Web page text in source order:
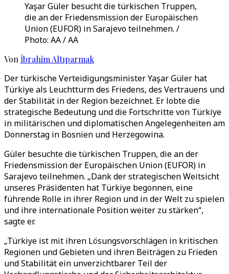
Yaşar Güler besucht die türkischen Truppen,
die an der Friedensmission der Europäischen
Union (EUFOR) in Sarajevo teilnehmen. /
Photo: AA / AA
Von İbrahim Altıparmak
Der türkische Verteidigungsminister Yaşar Güler hat
Türkiye als Leuchtturm des Friedens, des Vertrauens und
der Stabilität in der Region bezeichnet. Er lobte die
strategische Bedeutung und die Fortschritte von Türkiye
in militärischen und diplomatischen Angelegenheiten am
Donnerstag in Bosnien und Herzegowina.
Güler besuchte die türkischen Truppen, die an der
Friedensmission der Europäischen Union (EUFOR) in
Sarajevo teilnehmen. „Dank der strategischen Weitsicht
unseres Präsidenten hat Türkiye begonnen, eine
führende Rolle in ihrer Region und in der Welt zu spielen
und ihre internationale Position weiter zu stärken“,
sagte er.
„Türkiye ist mit ihren Lösungsvorschlägen in kritischen
Regionen und Gebieten und ihren Beiträgen zu Frieden
und Stabilität ein unverzichtbarer Teil der